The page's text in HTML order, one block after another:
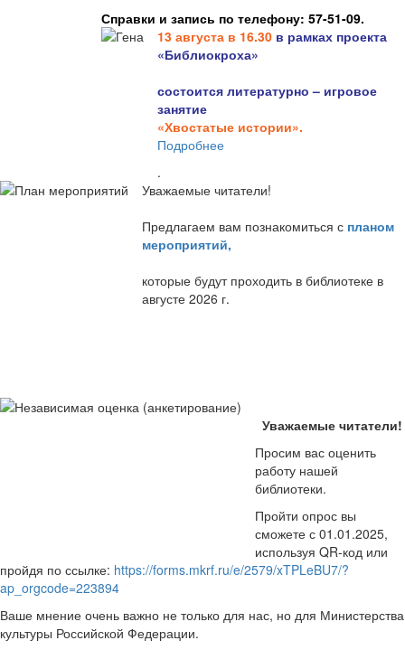
Справки и запись по телефону: 57-51-09.
13 августа в 16.30 в рамках проекта
«Библиокроха»
состоится литературно – игровое
занятие
«Хвостатые истории».
Подробнее
.
Уважаемые читатели!
Предлагаем вам познакомиться с планом
мероприятий,
которые будут проходить в библиотеке в
августе 2026 г.
Уважаемые читатели!
Просим вас оценить
работу нашей
библиотеки.
Пройти опрос вы
сможете с 01.01.2025,
используя QR-код или
пройдя по ссылке: https://forms.mkrf.ru/e/2579/xTPLeBU7/?
ap_orgcode=223894
Ваше мнение очень важно не только для нас, но для Министерства
культуры Российской Федерации.